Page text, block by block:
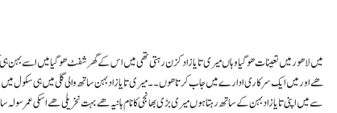
ھے اور میں ایک سرکاری ادارے میں جاب کرتا ھوں ۔۔ میری تایا زاد بہن ساتھ والی گلی میں ہی سکول
سے میں اپنی تایا زاد بہن کے ساتھ رہتا ہوں میری بڑی بھانجی کا نام ہانیہ ھے بہت نخریلی هے اسکی